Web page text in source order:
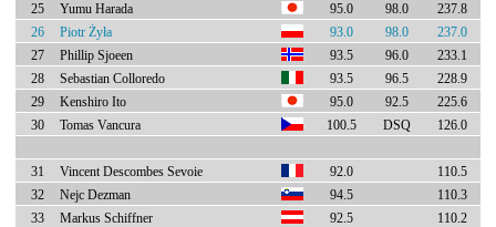
25 Yumu Harada 95.0 98.0
237.8
26
Piotr Żyła 93.0 98.0
237.0
27
Phillip Sjoeen 93.5 96.0
233.1
28
Sebastian Colloredo 93.5 96.5
228.9
29
Kenshiro Ito 95.0 92.5
225.6
30
Tomas Vancura 100.5 DSQ 126.0
31 Vincent Descombes Sevoie 92.0
110.5
32
Nejc Dezman 94.5
110.3
33
Markus Schiffner 92.5
110.2